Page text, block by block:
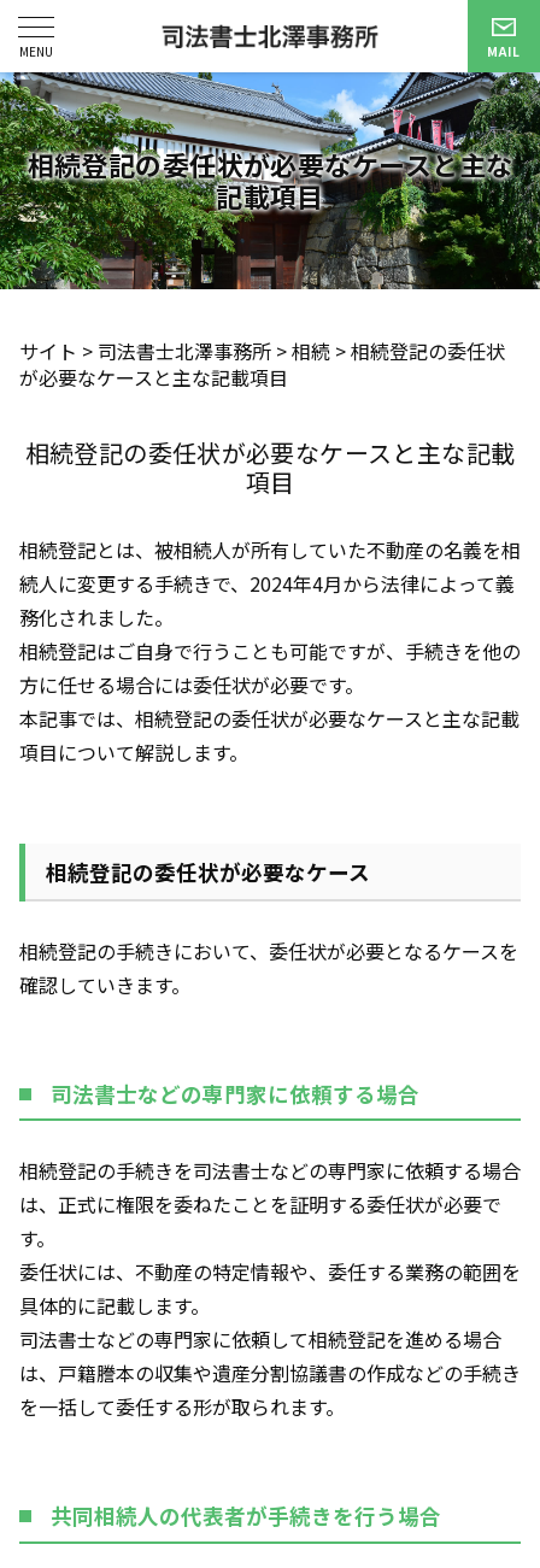
相続登記の委任状が必要なケースと主な
記載項目
サイト > 司法書士北澤事務所 >相続 >相続登記の委任状
が必要なケースと主な記載項目
相続登記の委任状が必要なケースと主な記載
項目
相続登記とは、被相続人が所有していた不動産の名義を相
続人に変更する手続きで、2024年4月から法律によって義
務化されました。
相続登記はご自身で行うことも可能ですが、手続きを他の
方に任せる場合には委任状が必要です。
本記事では、相続登記の委任状が必要なケースと主な記載
項目について解説します。
相続登記の委任状が必要なケース
相続登記の手続きにおいて、委任状が必要となるケースを
確認していきます。
司法書士などの専門家に依頼する場合
相続登記の手続きを司法書士などの専門家に依頼する場合
は、正式に権限を委ねたことを証明する委任状が必要で
す。
委任状には、不動産の特定情報や、委任する業務の範囲を
具体的に記載します。
司法書士などの専門家に依頼して相続登記を進める場合
は、戸籍謄本の収集や遺産分割協議書の作成などの手続き
を一括して委任する形が取られます。
共同相続人の代表者が手続きを行う場合